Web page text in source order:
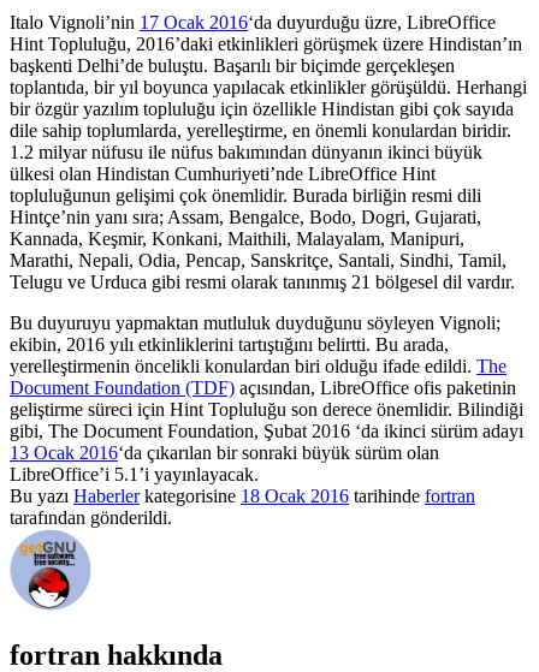
Italo Vignoli’nin 17 Ocak 2016‘da duyurduğu üzre, LibreOffice
Hint Topluluğu, 2016’daki etkinlikleri görüşmek üzere Hindistan’ın
başkenti Delhi’de buluştu. Başarılı bir biçimde gerçekleşen
toplantıda, bir yıl boyunca yapılacak etkinlikler görüşüldü. Herhangi
bir özgür yazılım topluluğu için özellikle Hindistan gibi çok sayıda
dile sahip toplumlarda, yerelleştirme, en önemli konulardan biridir.
1.2 milyar nüfusu ile nüfus bakımından dünyanın ikinci büyük
ülkesi olan Hindistan Cumhuriyeti’nde LibreOffice Hint
topluluğunun gelişimi çok önemlidir. Burada birliğin resmi dili
Hintçe’nin yanı sıra; Assam, Bengalce, Bodo, Dogri, Gujarati,
Kannada, Keşmir, Konkani, Maithili, Malayalam, Manipuri,
Marathi, Nepali, Odia, Pencap, Sanskritçe, Santali, Sindhi, Tamil,
Telugu ve Urduca gibi resmi olarak tanınmış 21 bölgesel dil vardır.
Bu duyuruyu yapmaktan mutluluk duyduğunu söyleyen Vignoli;
ekibin, 2016 yılı etkinliklerini tartıştığını belirtti. Bu arada,
yerelleştirmenin öncelikli konulardan biri olduğu ifade edildi. The
Document Foundation (TDF) açısından, LibreOffice ofis paketinin
geliştirme süreci için Hint Topluluğu son derece önemlidir. Bilindiği
gibi, The Document Foundation, Şubat 2016 ‘da ikinci sürüm adayı
13 Ocak 2016‘da çıkarılan bir sonraki büyük sürüm olan
LibreOffice’i 5.1’i yayınlayacak.
Bu yazı Haberlerkategorisine 18 Ocak 2016 tarihinde fortran
tarafından gönderildi.
fortran hakkında